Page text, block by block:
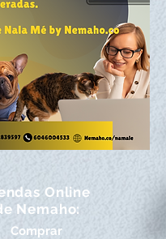
Online
Nemaho:
Comprar